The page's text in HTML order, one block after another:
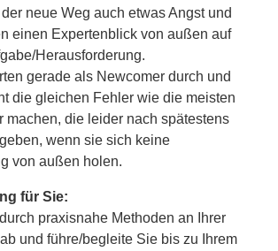
neue Weg auch etwas Angst und
einen Expertenblick von außen auf
Herausforderung.
gerade als Newcomer durch und
die gleichen Fehler wie die meisten
machen, die leider nach spätestens
wenn sie sich keine
von außen holen.
für Sie:
praxisnahe Methoden an Ihrer
und führe/begleite Sie bis zu Ihrem